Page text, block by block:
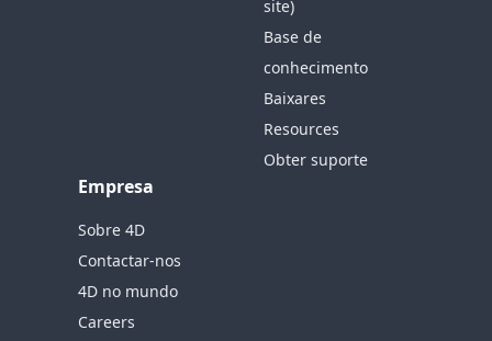
site)
Base de
conhecimento
Baixares
Resources
Obter suporte
Empresa
Sobre 4D
Contactar-nos
4D no mundo
Careers